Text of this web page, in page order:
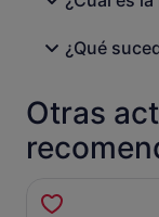
de cancelación
Ofrecemos
nosotros
¿Qué
Otras